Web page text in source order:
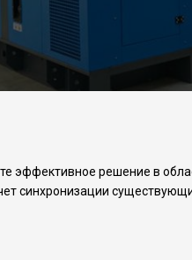
эффективное решение в
синхронизации